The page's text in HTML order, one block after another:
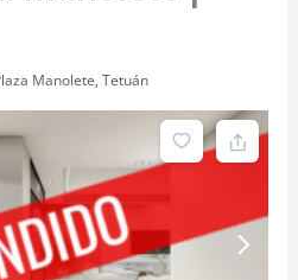
Manolete, Tetuán